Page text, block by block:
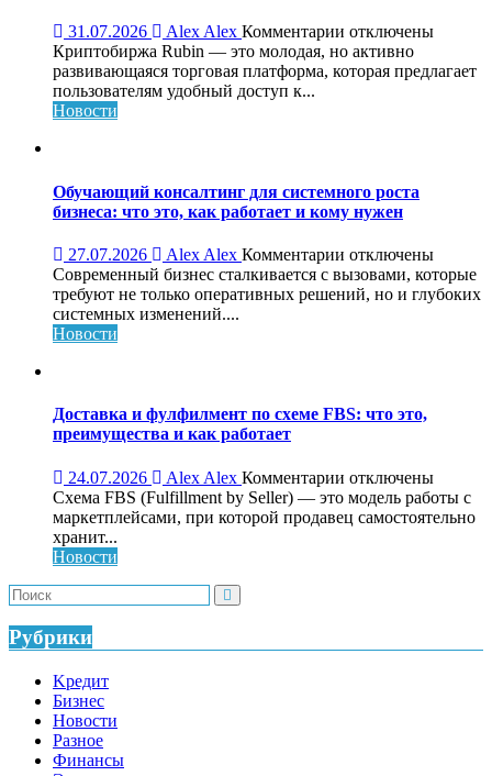
31.07.2026 Alex Alex Комментарии к
записи
Криптобиржа
платформы
отключены
Криптобиржа Rubin — это молодая, но активно
развивающаяся торговая платформа, которая предлагает
пользователям удобный доступ к...
Новости
Обучающий консалтинг для системного роста
бизнеса: что это, как работает и кому нужен
27.07.2026 Alex Alex Комментарии к
записи
Обучающий
что
работает
и
кому
нужен
отключены
Современный бизнес сталкивается с вызовами, которые
требуют не только оперативных решений, но и глубоких
системных изменений....
Новости
Доставка и фулфилмент по схеме FBS: что это,
преимущества и как работает
24.07.2026 Alex Alex Комментарии к
записи
Доставка
это,
отключены
Схема FBS (Fulfillment by Seller) — это модель работы с
маркетплейсами, при которой продавец самостоятельно
хранит...
Новости
Рубрики
Kредит
Бизнес
Новости
Разное
Финансы